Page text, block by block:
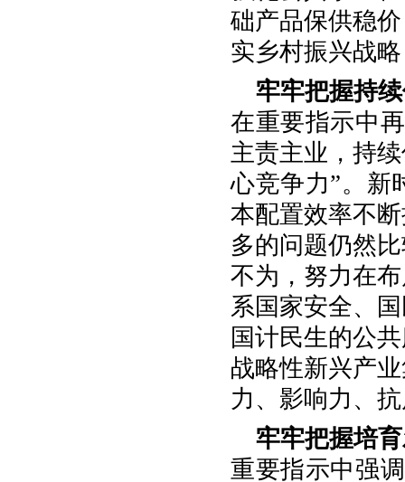
础产品保供稳
实乡村振兴战
牢牢把握持
在重要指示中
主责主业，持
心竞争力”。新
本配置效率不
多的问题仍然
不为，努力在
系国家安全、
国计民生的公
战略性新兴产
力、影响力、
牢牢把握培
重要指示中强